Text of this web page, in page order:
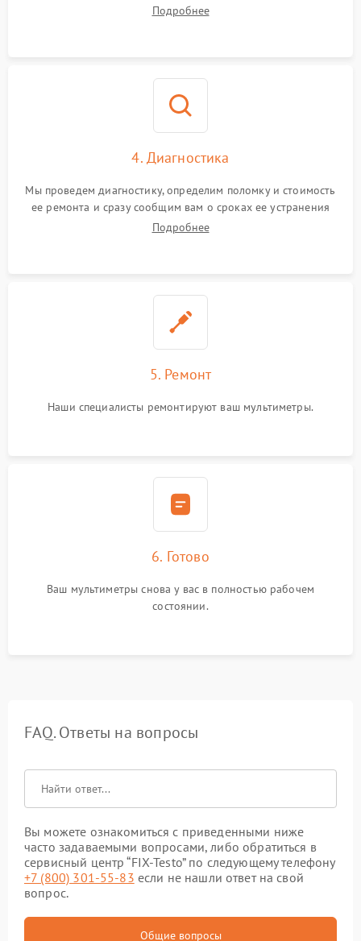
Подробнее
4. Диагностика
Мы проведем диагностику, определим поломку и стоимость
ее ремонта и сразу сообщим вам о сроках ее устранения
Подробнее
5. Ремонт
Наши специалисты ремонтируют ваш мультиметры.
6. Готово
Ваш мультиметры снова у вас в полностью рабочем
состоянии.
FAQ. Ответы на вопросы
Вы можете ознакомиться с приведенными ниже
часто задаваемыми вопросами, либо обратиться в
сервисный центр “FIX-Testo” по следующему телефону
+7 (800) 301-55-83 если не нашли ответ на свой
вопрос.
Общие вопросы